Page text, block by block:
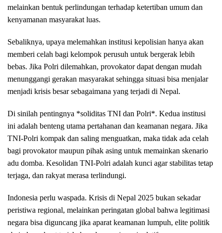
melainkan bentuk perlindungan terhadap ketertiban umum dan
kenyamanan masyarakat luas.
Sebaliknya, upaya melemahkan institusi kepolisian hanya akan
memberi celah bagi kelompok perusuh untuk bergerak lebih
bebas. Jika Polri dilemahkan, provokator dapat dengan mudah
menunggangi gerakan masyarakat sehingga situasi bisa menjalar
menjadi krisis besar sebagaimana yang terjadi di Nepal.
Di sinilah pentingnya *soliditas TNI dan Polri*. Kedua institusi
ini adalah benteng utama pertahanan dan keamanan negara. Jika
TNI-Polri kompak dan saling menguatkan, maka tidak ada celah
bagi provokator maupun pihak asing untuk memainkan skenario
adu domba. Kesolidan TNI-Polri adalah kunci agar stabilitas tetap
terjaga, dan rakyat merasa terlindungi.
Indonesia perlu waspada. Krisis di Nepal 2025 bukan sekadar
peristiwa regional, melainkan peringatan global bahwa legitimasi
negara bisa diguncang jika aparat keamanan lumpuh, elite politik